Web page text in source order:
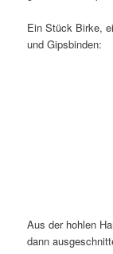
Ein Stück Birke,
und Gipsbinden:
Aus der hohlen
dann